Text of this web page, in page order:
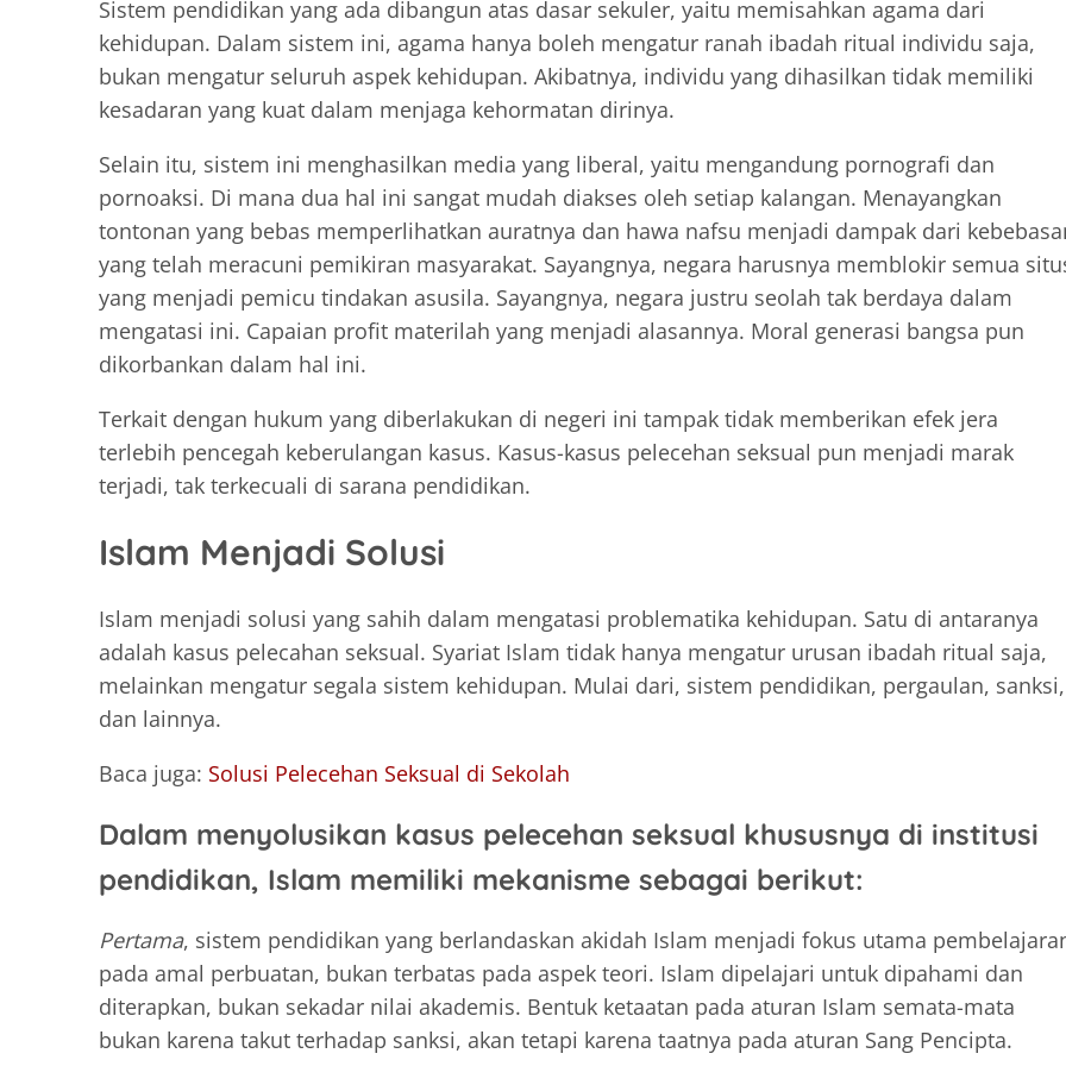
Sistem pendidikan yang ada dibangun atas dasar sekuler, yaitu memisahkan agama dari
kehidupan. Dalam sistem ini, agama hanya boleh mengatur ranah ibadah ritual individu saja,
bukan mengatur seluruh aspek kehidupan. Akibatnya, individu yang dihasilkan tidak memiliki
kesadaran yang kuat dalam menjaga kehormatan dirinya.
Selain itu, sistem ini menghasilkan media yang liberal, yaitu mengandung pornografi dan
pornoaksi. Di mana dua hal ini sangat mudah diakses oleh setiap kalangan. Menayangkan
tontonan yang bebas memperlihatkan auratnya dan hawa nafsu menjadi dampak dari
yang telah meracuni pemikiran masyarakat. Sayangnya, negara harusnya memblokir semua
yang menjadi pemicu tindakan asusila. Sayangnya, negara justru seolah tak berdaya dalam
mengatasi ini. Capaian profit materilah yang menjadi alasannya. Moral generasi bangsa pun
dikorbankan dalam hal ini.
Terkait dengan hukum yang diberlakukan di negeri ini tampak tidak memberikan efek jera
terlebih pencegah keberulangan kasus. Kasus-kasus pelecehan seksual pun menjadi marak
terjadi, tak terkecuali di sarana pendidikan.
Islam Menjadi Solusi
Islam menjadi solusi yang sahih dalam mengatasi problematika kehidupan. Satu di antaranya
adalah kasus pelecahan seksual. Syariat Islam tidak hanya mengatur urusan ibadah ritual saja,
melainkan mengatur segala sistem kehidupan. Mulai dari, sistem pendidikan, pergaulan, sanksi,
dan lainnya.
Baca juga: Solusi Pelecehan Seksual di Sekolah
Dalam menyolusikan kasus pelecehan seksual khususnya di institusi
pendidikan, Islam memiliki mekanisme sebagai berikut:
Pertama, sistem pendidikan yang berlandaskan akidah Islam menjadi fokus utama
pada amal perbuatan, bukan terbatas pada aspek teori. Islam dipelajari untuk dipahami dan
diterapkan, bukan sekadar nilai akademis. Bentuk ketaatan pada aturan Islam semata-mata
bukan karena takut terhadap sanksi, akan tetapi karena taatnya pada aturan Sang Pencipta.